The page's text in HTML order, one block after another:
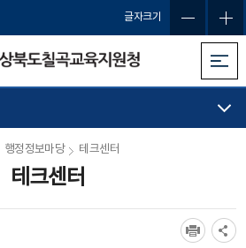
글자크기
행정정보마당 테크센터
테크센터